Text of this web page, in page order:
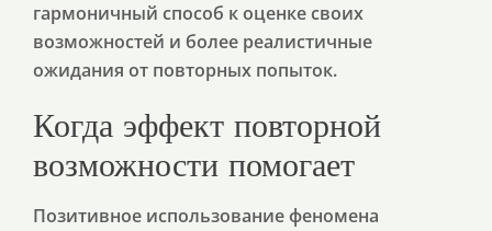
гармоничный способ к оценке своих
возможностей и более реалистичные
ожидания от повторных попыток.
Когда эффект повторной
возможности помогает
Позитивное использование феномена